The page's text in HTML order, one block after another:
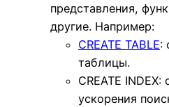
представления,
другие. Например:
CREATE TABLE:
таблицы.
CREATE
ускорения